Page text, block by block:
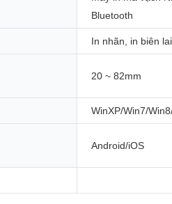
Bluetooth
In nhãn, in biên lai
20 ~ 82mm
WinXP/Win7/
Android/iOS